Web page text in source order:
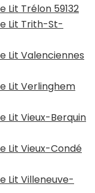
Lit Trélon 59132
Lit Trith-St-
Lit Valenciennes
Lit Verlinghem
Lit Vieux-Berquin
Lit Vieux-Condé
Lit Villeneuve-